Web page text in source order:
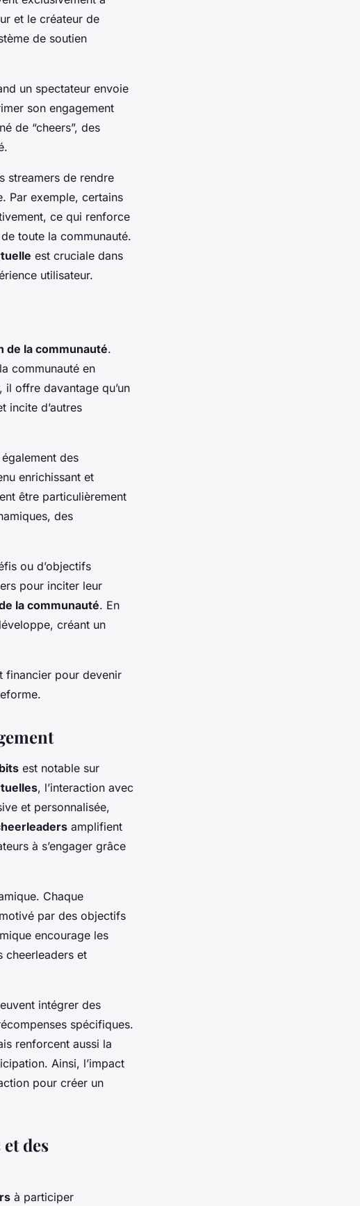
et le créateur de
de soutien
un spectateur envoie
son engagement
de “cheers”, des
streamers de rendre
Par exemple, certains
ce qui renforce
toute la communauté.
est cruciale dans
utilisateur.
de la communauté.
communauté en
offre davantage qu’un
incite d’autres
des
enrichissant et
être particulièrement
des
ou d’objectifs
pour inciter leur
la communauté. En
créant un
financier pour devenir
bits est notable sur
, l’interaction avec
et personnalisée,
amplifient
à s’engager grâce
Chaque
par des objectifs
encourage les
cheerleaders et
intégrer des
spécifiques.
renforcent aussi la
Ainsi, l’impact
pour créer un
des
à participer